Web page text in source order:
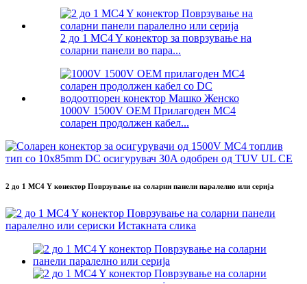
2 до 1 MC4 Y конектор за поврзување на
соларни панели во пара...
1000V 1500V OEM Прилагоден MC4
соларен продолжен кабел...
2 до 1 MC4 Y конектор Поврзување на соларни панели паралелно или серија